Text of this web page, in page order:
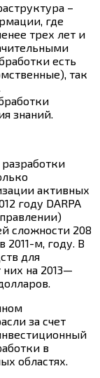
–
где
трех лет и
есть
так
знаний.
разработки
активных
году DARPA
сложности 208
2011-м, году. В
для
на 2013—
за счет
в
областях.